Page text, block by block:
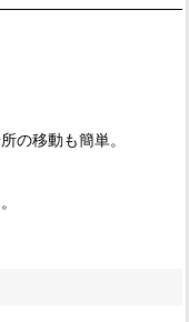
の移動も簡単。